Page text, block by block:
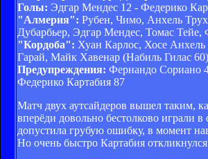
Голы: Эдгар Мендес 12 - Федерико
"Алмерия": Рубен, Чимо, Анхель
Дубарбьер, Эдгар Мендес, Томас
"Кордоба": Хуан Карлос, Хосе
Гарай, Майк Хавенар (Набиль Гилас
Предупреждения: Фернандо Сориано
Федерико Картабия 87
Матч двух аутсайдеров вышел таким,
вперёди довольно бестолково играли
допустила грубую ошибку, в момент
Но очень быстро Картабия